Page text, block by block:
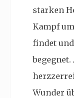
starken
Kampf
findet
Wunder